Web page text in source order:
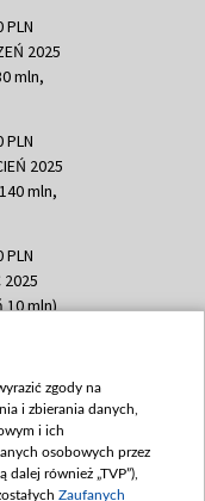
2025
mln,
2025
mln,
10 mln)
PLN
2025
350
zgody na
i zbierania danych,
i ich
osobowych przez
również „TVP”),
Zaufanych